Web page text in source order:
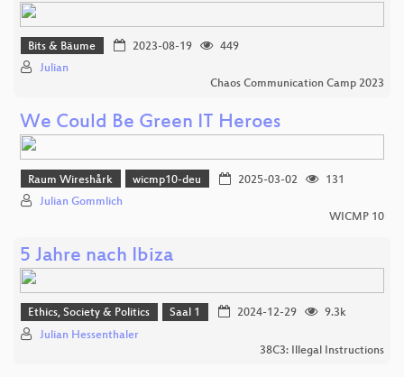
Bits & Bäume 2023-08-19
449
Julian
Chaos Communication Camp 2023
We Could Be Green IT Heroes
Raum Wireshårk wicmp10-deu 2025-03-02
131
Julian Gommlich
WICMP 10
5 Jahre nach Ibiza
Ethics, Society & Politics Saal 1 2024-12-29
9.3k
Julian Hessenthaler
38C3: Illegal Instructions